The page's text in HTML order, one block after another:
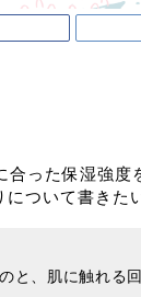
った保湿強
ついて書きた
と、肌に触れる